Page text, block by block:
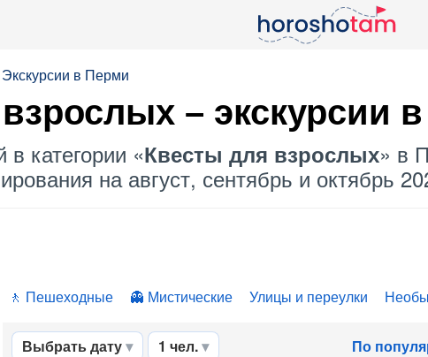
Экскурсии в Перми
– экскурсии
в категории «Квесты для взрослых» в
на август, сентябрь и октябрь
Пешеходные Мистические Улицы и переулки
Выбрать дату 1 чел. По